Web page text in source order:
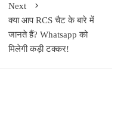
Next
क्या आप RCS चैट के बारे में
जानते हैं? Whatsapp को
मिलेगी कड़ी टक्कर!